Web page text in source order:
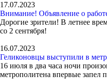
17.07.2023
Внимание! Объявление о
Дорогие зрители! В летнее
со 2 сентября!
16.07.2023
Геликоновцы выступили в
16 июля в два часа ночи
метрополитена впервые запел